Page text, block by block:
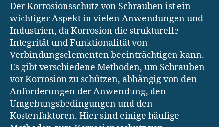
Der Korrosionsschutz von Schrauben ist ein
wichtiger Aspekt in vielen Anwendungen und
Industrien, da Korrosion die strukturelle
Integrität und Funktionalität von
Verbindungselementen beeinträchtigen kann.
Es gibt verschiedene Methoden, um Schrauben
vor Korrosion zu schützen, abhängig von den
Anforderungen der Anwendung, den
Umgebungsbedingungen und den
Kostenfaktoren. Hier sind einige häufige